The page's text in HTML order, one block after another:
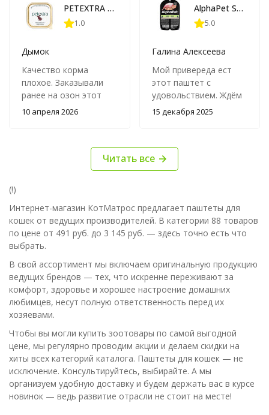
PETEXTRA влажный корм для взрослых кошек, нежный мусс с кроликом, в ламистерах - 100 г х 16 шт
1.0
Дымок
Качество корма
плохое. Заказывали
ранее на озон этот
товар и он мягкий и
сочный мусс. Заказали
жуткий паштет сухой.
упаковки корма?
10 апреля 2026
AlphaPet Superpremium влажный корм для взрослых стерилизованных кошек с кроликом, паштет - 80 г х 15 шт
5.0
Галина Алексеева
Мой привереда ест
этот паштет с
удовольствием. Ждём
поступления паштетов
и с кроликом тоже.
15 декабря 2025
Читать все
(!)
Интернет-магазин КотМатрос предлагает паштеты для
кошек от ведущих производителей. В категории 88 товаров
по цене от 491 руб. до 3 145 руб. — здесь точно есть что
выбрать.
В свой ассортимент мы включаем оригинальную продукцию
ведущих брендов — тех, что искренне переживают за
комфорт, здоровье и хорошее настроение домашних
любимцев, несут полную ответственность перед их
хозяевами.
Чтобы вы могли купить зоотовары по самой выгодной
цене, мы регулярно проводим акции и делаем скидки на
хиты всех категорий каталога. Паштеты для кошек — не
исключение. Консультируйтесь, выбирайте. А мы
организуем удобную доставку и будем держать вас в курсе
новинок — ведь развитие отрасли не стоит на месте!